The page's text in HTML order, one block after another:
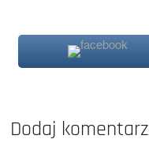
Dodaj komentarz